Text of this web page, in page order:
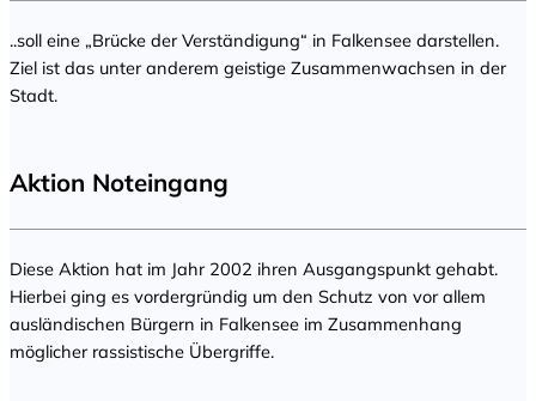
..soll eine „Brücke der Verständigung“ in Falkensee darstellen.
Ziel ist das unter anderem geistige Zusammenwachsen in der
Stadt.
Aktion Noteingang
Diese Aktion hat im Jahr 2002 ihren Ausgangspunkt gehabt.
Hierbei ging es vordergründig um den Schutz von vor allem
ausländischen Bürgern in Falkensee im Zusammenhang
möglicher rassistische Übergriffe.